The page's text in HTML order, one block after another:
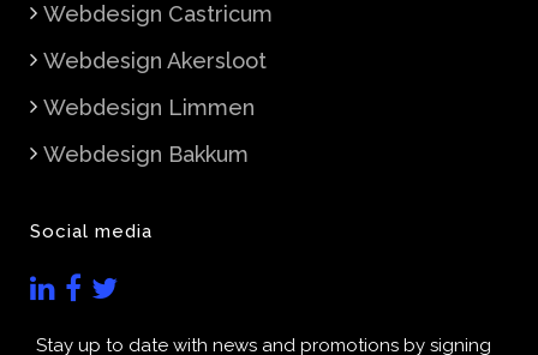
Webdesign Castricum
Webdesign Akersloot
Webdesign Limmen
Webdesign Bakkum
Social media
Stay up to date with news and promotions by signing